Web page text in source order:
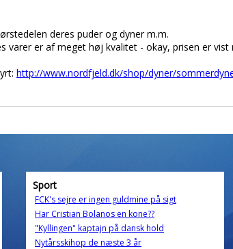
deres puder og dyner m.m.
varer er af meget høj kvalitet - okay, prisen er
http://www.nordfjeld.dk/shop/dyner/
Sport
FCK's sejre er ingen guldmine på sigt
Har Cristian Bolanos en kone??
"Kyllingen" kaptajn på dansk hold
Nytårsskihop de næste 3 år